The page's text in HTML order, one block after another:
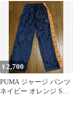
¥ 2,700
PUMA ジャージ パンツ
ネイビー オレンジ Sサ